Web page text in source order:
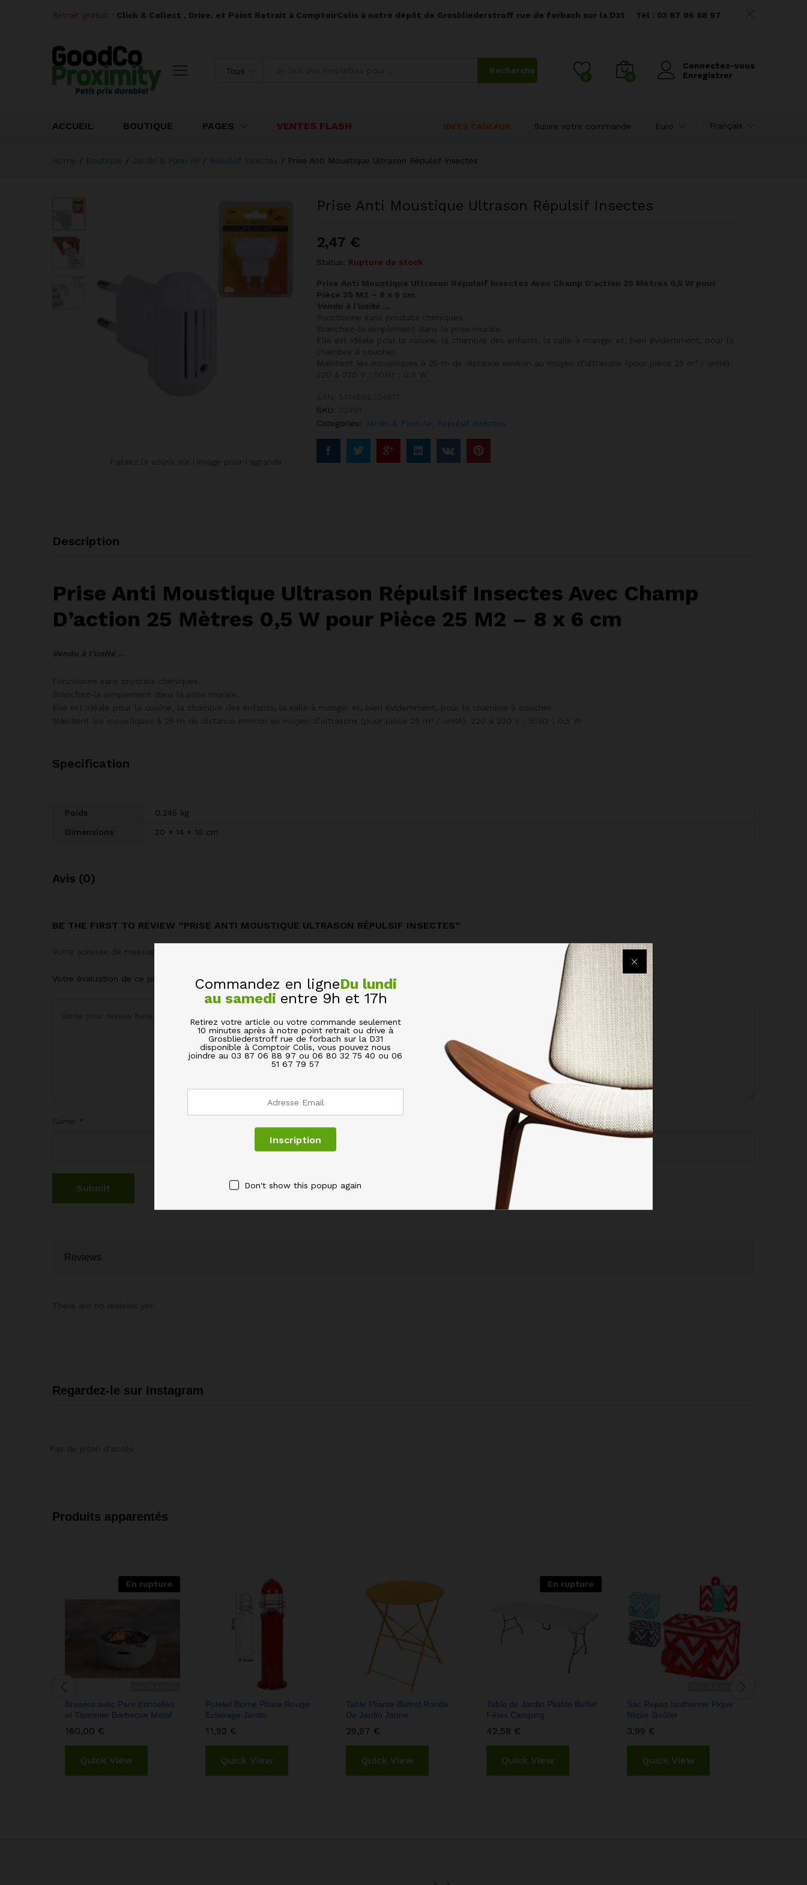
Retrait gratuit : Click & Collect , Drive, et Point Retrait à ComptoirColis à notre dépôt de Grosbliederstroff rue de forbach sur la D31 Tél : 03 87 06 88 97
Tous Recherche
0 0
Connectez-vous
Enregistrer
ACCUEIL BOUTIQUE PAGES VENTES FLASH IDEES CADEAUX Suivre votre commande Euro Français
Home / Boutique / Jardin & Plein Air / Répulsif Insectes / Prise Anti Moustique Ultrason Répulsif Insectes
Prise Anti Moustique Ultrason Répulsif Insectes
2,47 €
Status: Rupture de stock
SKU:
Categories: Jardin & Plein Air, Répulsif Insectes
Description
Prise Anti Moustique Ultrason Répulsif Insectes Avec Champ
D’action 25 Mètres 0,5 W pour Pièce 25 M2 – 8 x 6 cm
Specification
Poids
0.245 kg
Dimensions
20 × 14 × 10 cm
Avis (0)
BE THE FIRST TO REVIEW “PRISE ANTI MOUSTIQUE ULTRASON RÉPULSIF INSECTES”
Votre évaluation de ce produit
*
Reviews
Regardez-le sur Instagram
Produits apparentés
En rupture
Braséro avec Pare Etincelles
et Tisonnier Barbecue Métal
160,00 €
Quick View
Potelet Borne Phare Rouge
Eclairage Jardin
11,92 €
Quick View
Table Pliante Bistrot Ronde
De Jardin Jaune
29,97 €
Quick View
En rupture
Table de Jardin Pliable Buffet
Fêtes Camping
42,58 €
Quick View
Sac Repas Isotherme Pique
Nique Goûter
3,99 €
Quick View
Commandez en ligneDu lundi
au samedi entre 9h et 17h
Retirez votre article ou votre commande seulement
10 minutes après à notre point retrait ou drive à
Grosbliederstroff rue de forbach sur la D31
disponible à Comptoir Colis, vous pouvez nous
joindre au 03 87 06 88 97 ou 06 80 32 75 40 ou 06
51 67 79 57
Don't show this popup again